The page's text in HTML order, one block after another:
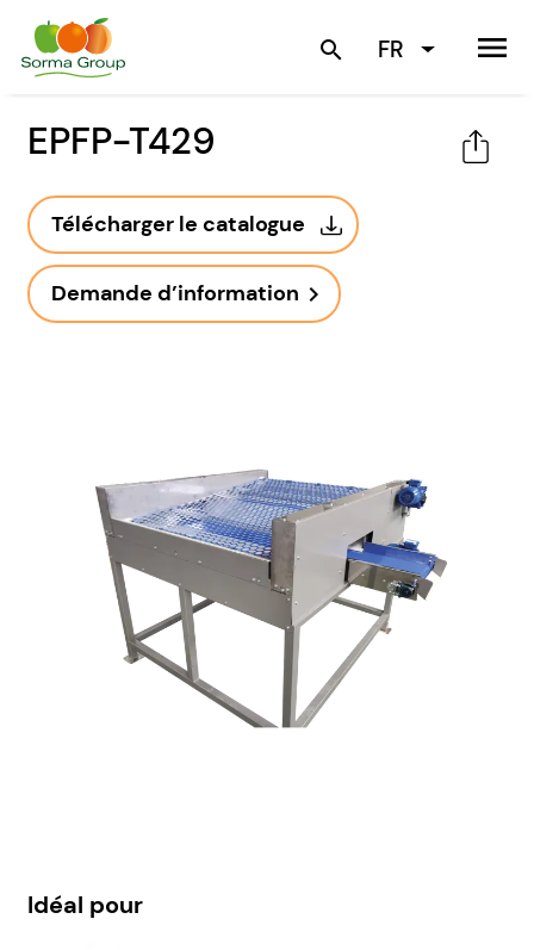
search FR menu
EPFP-T429
Télécharger le catalogue
Demande d’information navigate_next
Idéal pour